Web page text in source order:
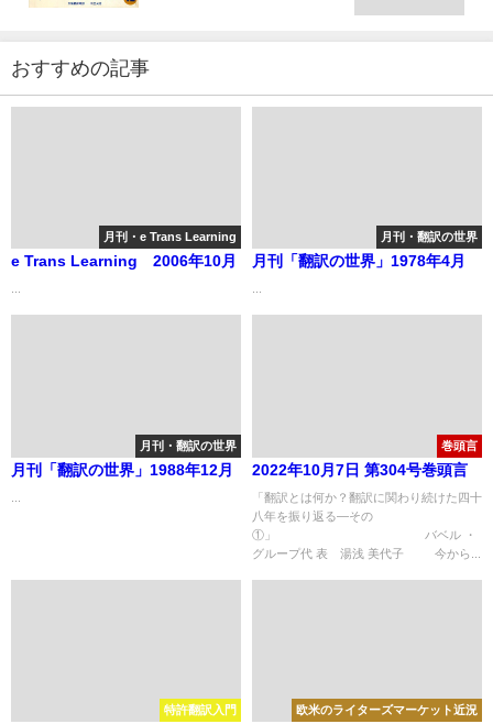
おすすめの記事
月刊・e Trans Learning
e Trans Learning 2006年10月
月刊・翻訳の世界
月刊「翻訳の世界」1978年4月
月刊・翻訳の世界
月刊「翻訳の世界」1988年12月
巻頭言
2022年10月7日 第304号巻頭言
「翻訳とは何か？翻訳に関わり続けた四十
八年を振り返る—その
①」 バベル ・
グループ代 表 湯浅 美代子 今から...
特許翻訳入門 欧米のライターズマーケット近況